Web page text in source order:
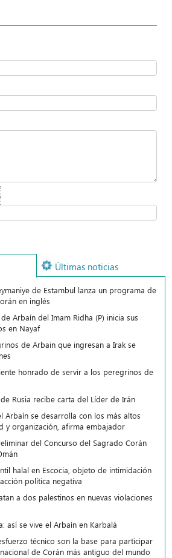
Últimas noticias
de Estambul lanza un programa de
en inglés
Arbaín del Imam Ridha (P) inicia sus
en Nayaf
de Arbain que ingresan a Irak se
honrado de servir a los peregrinos de
Rusia recibe carta del Líder de Irán
Arbaín se desarrolla con los más altos
y organización, afirma embajador
del Concurso del Sagrado Corán
halal en Escocia, objeto de intimidación
política negativa
a dos palestinos en nuevas violaciones
así se vive el Arbaín en Karbalá
técnico son la base para participar
de Corán más antiguo del mundo